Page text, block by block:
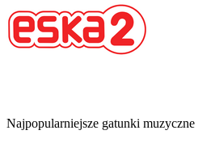
Najpopularniejsze gatunki muzyczne